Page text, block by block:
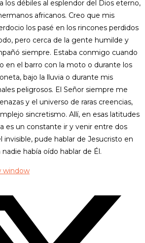
los débiles al esplendor del Dios eterno,
africanos. Creo que mis
los pasé en los rincones perdidos
pero cerca de la gente humilde y
siempre. Estaba conmigo cuando
en el barro con la moto o durante los
bajo la lluvia o durante mis
peligrosos. El Señor siempre me
y el universo de raras creencias,
sincretismo. Allí, en esas latitudes
es un constante ir y venir entre dos
invisible, pude hablar de Jesucristo en
había oído hablar de Él.
window